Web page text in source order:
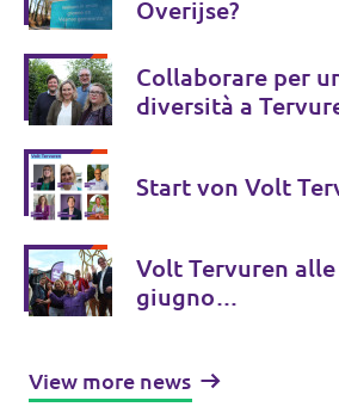
Overijse?
Collaborare per
diversità a
Start von Volt
Volt Tervuren
giugno…
View more news